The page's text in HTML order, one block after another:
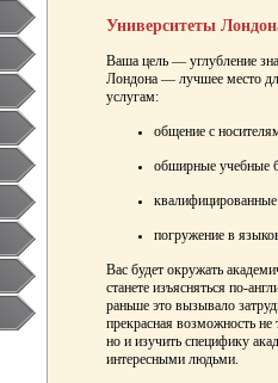
Университеты
Ваша цель — углубление
Лондона — лучшее место
услугам:
общение с
обширные учебные
квалифицированные
погружение в
Вас будет окружать
станете изъясняться по-
раньше это вызывало
прекрасная возможность
но и изучить специфику
интересными людьми.